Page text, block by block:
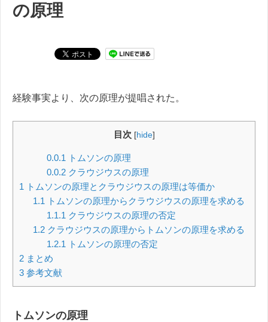
の原理
経験事実より、次の原理が提唱された。
目次 [hide]
0.0.1 トムソンの原理
0.0.2クラウジウスの原理
1 トムソンの原理とクラウジウスの原理は等価か
1.1 トムソンの原理からクラウジウスの原理を求める
1.1.1 クラウジウスの原理の否定
1.2クラウジウスの原理からトムソンの原理を求める
1.2.1 トムソンの原理の否定
2 まとめ
3 参考文献
トムソンの原理